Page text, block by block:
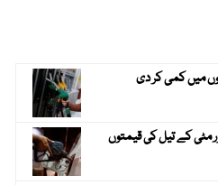
میں کمی کر دی
مٹی کے تیل کی قیمتوں